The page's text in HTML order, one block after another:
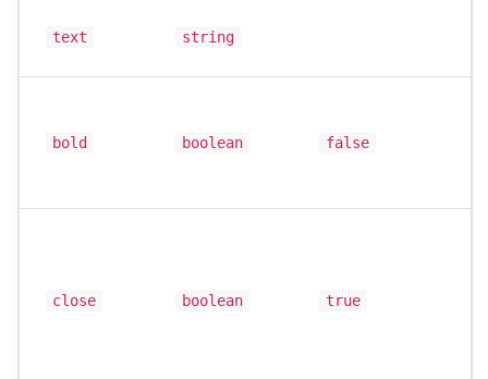
text string
bold boolean false
close boolean true